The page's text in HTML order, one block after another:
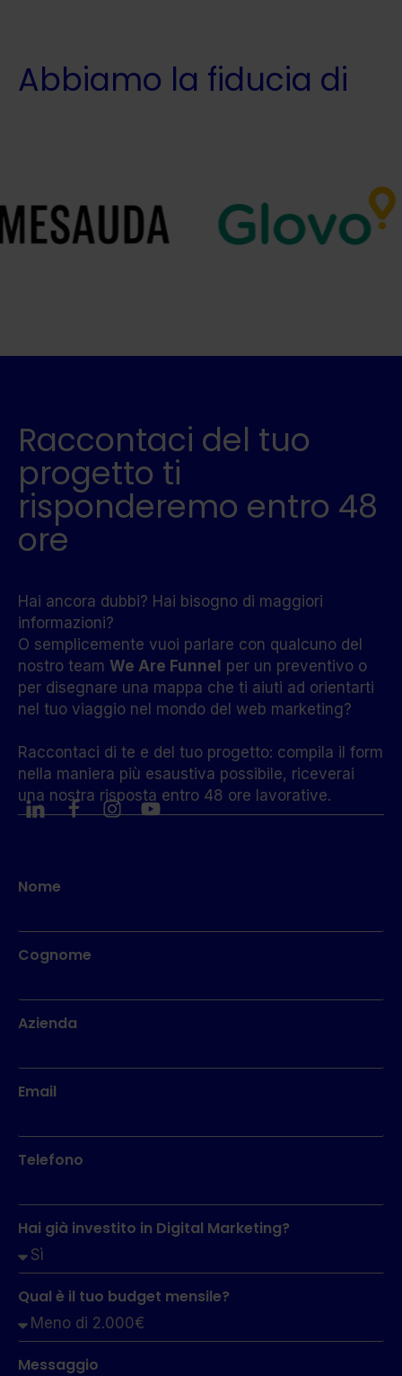
Abbiamo la fiducia di
Raccontaci del tuo
progetto ti
risponderemo entro 48
ore
Hai ancora dubbi? Hai bisogno di maggiori
informazioni?
O semplicemente vuoi parlare con qualcuno del
nostro team We Are Funnel per un preventivo o
per disegnare una mappa che ti aiuti ad orientarti
nel tuo viaggio nel mondo del web marketing?
Raccontaci di te e del tuo progetto: compila il form
nella maniera più esaustiva possibile, riceverai
una nostra risposta entro 48 ore lavorative.
Nome
Cognome
Azienda
Email
Telefono
Hai già investito in Digital Marketing?
Qual è il tuo budget mensile?
Messaggio